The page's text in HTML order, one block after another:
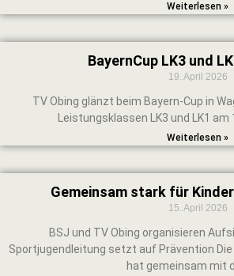
Weiterlesen »
BayernCup LK3 und
19. April 2026
TV Obing glänzt beim Bayern-Cup in
Leistungsklassen LK3 und LK1 am
Weiterlesen »
Gemeinsam stark für
15. April 2026
BSJ und TV Obing organisieren
Sportjugendleitung setzt auf Prävention
hat gemeinsam mit